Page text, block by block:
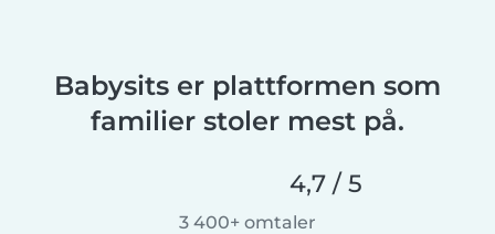
Babysits er plattformen som
familier stoler mest på.
4,7 / 5
3 400+ omtaler